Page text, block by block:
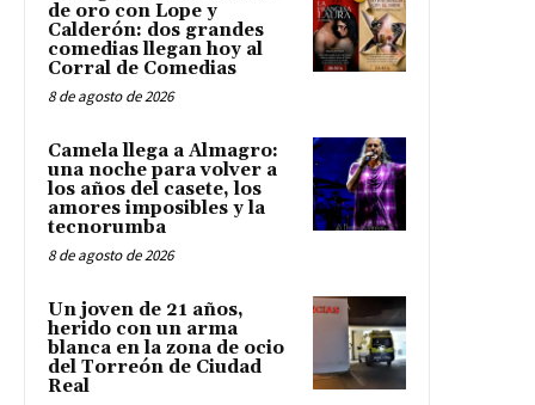
de oro con Lope y
Calderón: dos grandes
comedias llegan hoy al
Corral de Comedias
8 de agosto de 2026
Camela llega a Almagro:
una noche para volver a
los años del casete, los
amores imposibles y la
tecnorumba
8 de agosto de 2026
Un joven de 21 años,
herido con un arma
blanca en la zona de ocio
del Torreón de Ciudad
Real